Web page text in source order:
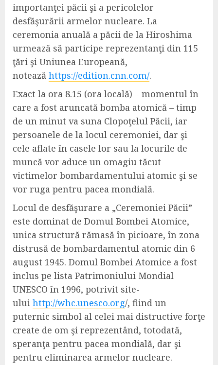
importanţei păcii şi a pericolelor
desfăşurării armelor nucleare. La
ceremonia anuală a păcii de la Hiroshima
urmează să participe reprezentanţi din 115
ţări şi Uniunea Europeană,
notează https://edition.cnn.com/.
Exact la ora 8.15 (ora locală) – momentul în
care a fost aruncată bomba atomică – timp
de un minut va suna Clopoţelul Păcii, iar
persoanele de la locul ceremoniei, dar şi
cele aflate în casele lor sau la locurile de
muncă vor aduce un omagiu tăcut
victimelor bombardamentului atomic şi se
vor ruga pentru pacea mondială.
Locul de desfăşurare a „Ceremoniei Păcii”
este dominat de Domul Bombei Atomice,
unica structură rămasă în picioare, în zona
distrusă de bombardamentul atomic din 6
august 1945. Domul Bombei Atomice a fost
inclus pe lista Patrimoniului Mondial
UNESCO în 1996, potrivit site-
ului http://whc.unesco.org/, fiind un
puternic simbol al celei mai distructive forţe
create de om şi reprezentând, totodată,
speranţa pentru pacea mondială, dar şi
pentru eliminarea armelor nucleare.